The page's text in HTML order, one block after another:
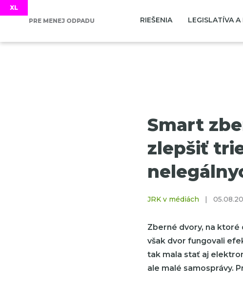
PRE MENEJ ODPADU RIEŠENIA LEGISLATÍVA A
Smart
zlepšiť
JRK v médiách
Zberné dvory, na ktoré
však dvor fungovali
tak mala stať aj
ale malé samosprávy.